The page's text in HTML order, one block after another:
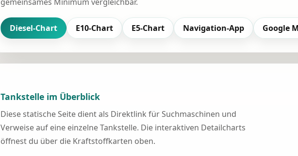
Diesel-Chart E10-Chart E5-Chart Navigation-App Google
Tankstelle im Überblick
Diese statische Seite dient als Direktlink für Suchmaschinen und
Verweise auf eine einzelne Tankstelle. Die interaktiven Detailcharts
öffnest du über die Kraftstoffkarten oben.